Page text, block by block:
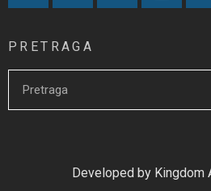
PRETRAGA
Developed by Kingdom